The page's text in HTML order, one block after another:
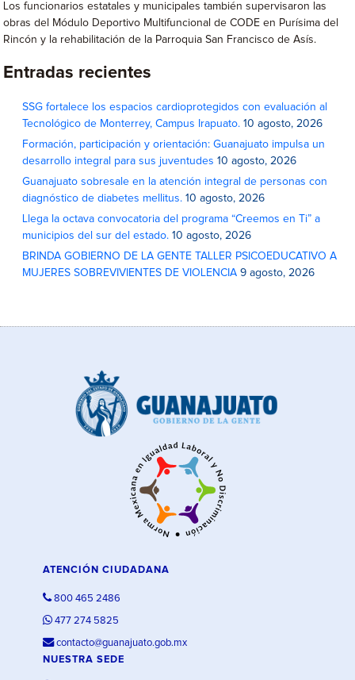
Los funcionarios estatales y municipales también supervisaron las
obras del Módulo Deportivo Multifuncional de CODE en Purísima del
Rincón y la rehabilitación de la Parroquia San Francisco de Asís.
Entradas recientes
SSG fortalece los espacios cardioprotegidos con evaluación al
Tecnológico de Monterrey, Campus Irapuato. 10 agosto, 2026
Formación, participación y orientación: Guanajuato impulsa un
desarrollo integral para sus juventudes 10 agosto, 2026
Guanajuato sobresale en la atención integral de personas con
diagnóstico de diabetes mellitus. 10 agosto, 2026
Llega la octava convocatoria del programa “Creemos en Ti” a
municipios del sur del estado. 10 agosto, 2026
BRINDA GOBIERNO DE LA GENTE TALLER PSICOEDUCATIVO A
MUJERES SOBREVIVIENTES DE VIOLENCIA 9 agosto, 2026
ATENCIÓN CIUDADANA
800 465 2486
477 274 5825
contacto@guanajuato.gob.mx
NUESTRA SEDE